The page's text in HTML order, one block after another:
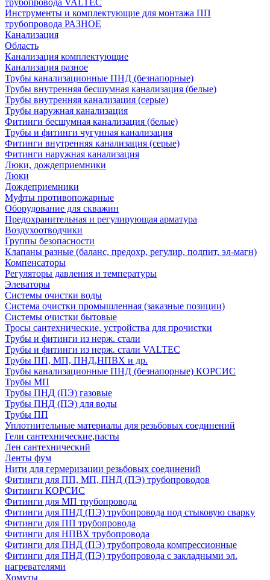
трубопровода VALTEC
Инструменты и комплектующие для монтажа ПП
трубопровода РАЗНОЕ
Канализация
Область
Канализация комплектующие
Канализация разное
Трубы канализационные ПНД (безнапорные)
Трубы внутренняя бесшумная канализация (белые)
Трубы внутренняя канализация (серые)
Трубы наружная канализация
Фитинги бесшумная канализация (белые)
Трубы и фитинги чугунная канализация
Фитинги внутренняя канализация (серые)
Фитинги наружная канализация
Люки, дождеприемники
Люки
Дождеприемники
Муфты противопожарные
Оборудование для скважин
Предохранительная и регулирующая арматура
Воздухоотводчики
Группы безопасности
Клапаны разные (баланс, предохр, регулир, подпит, эл-магн)
Компенсаторы
Регуляторы давления и температуры
Элеваторы
Системы очистки воды
Система очистки промышленная (заказные позиции)
Системы очистки бытовые
Тросы сантехнические, устройства для прочистки
Трубы и фитинги из нерж. стали
Трубы и фитинги из нерж. стали VALTEC
Трубы ПП, МП, ПНД,НПВХ и др.
Трубы канализационные ПНД (безнапорные) КОРСИС
Трубы МП
Трубы ПНД (ПЭ) газовые
Трубы ПНД (ПЭ) для воды
Трубы ПП
Уплотнительные материалы для резьбовых соединений
Гели сантехнические,пасты
Лен сантехнический
Ленты фум
Нити для гермеризации резьбовых соединений
Фитинги для ПП, МП, ПНД (ПЭ) трубопроводов
Фитинги КОРСИС
Фитинги для МП трубопровода
Фитинги для ПНД (ПЭ) трубопровода под стыковую сварку
Фитинги для ПП трубопровода
Фитинги для НПВХ трубопровода
Фитинги для ПНД (ПЭ) трубопровода компрессионные
Фитинги для ПНД (ПЭ) трубопровода с закладными эл.
нагревателями
Хомуты